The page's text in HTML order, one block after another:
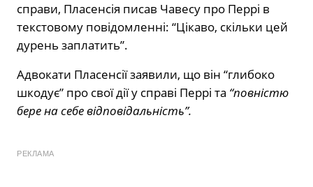
справи, Пласенсія писав Чавесу про Перрі в
текстовому повідомленні: “Цікаво, скільки цей
дурень заплатить”.
Адвокати Пласенсії заявили, що він “глибоко
шкодує” про свої дії у справі Перрі та “повністю
бере на себе відповідальність”.
РЕКЛАМА